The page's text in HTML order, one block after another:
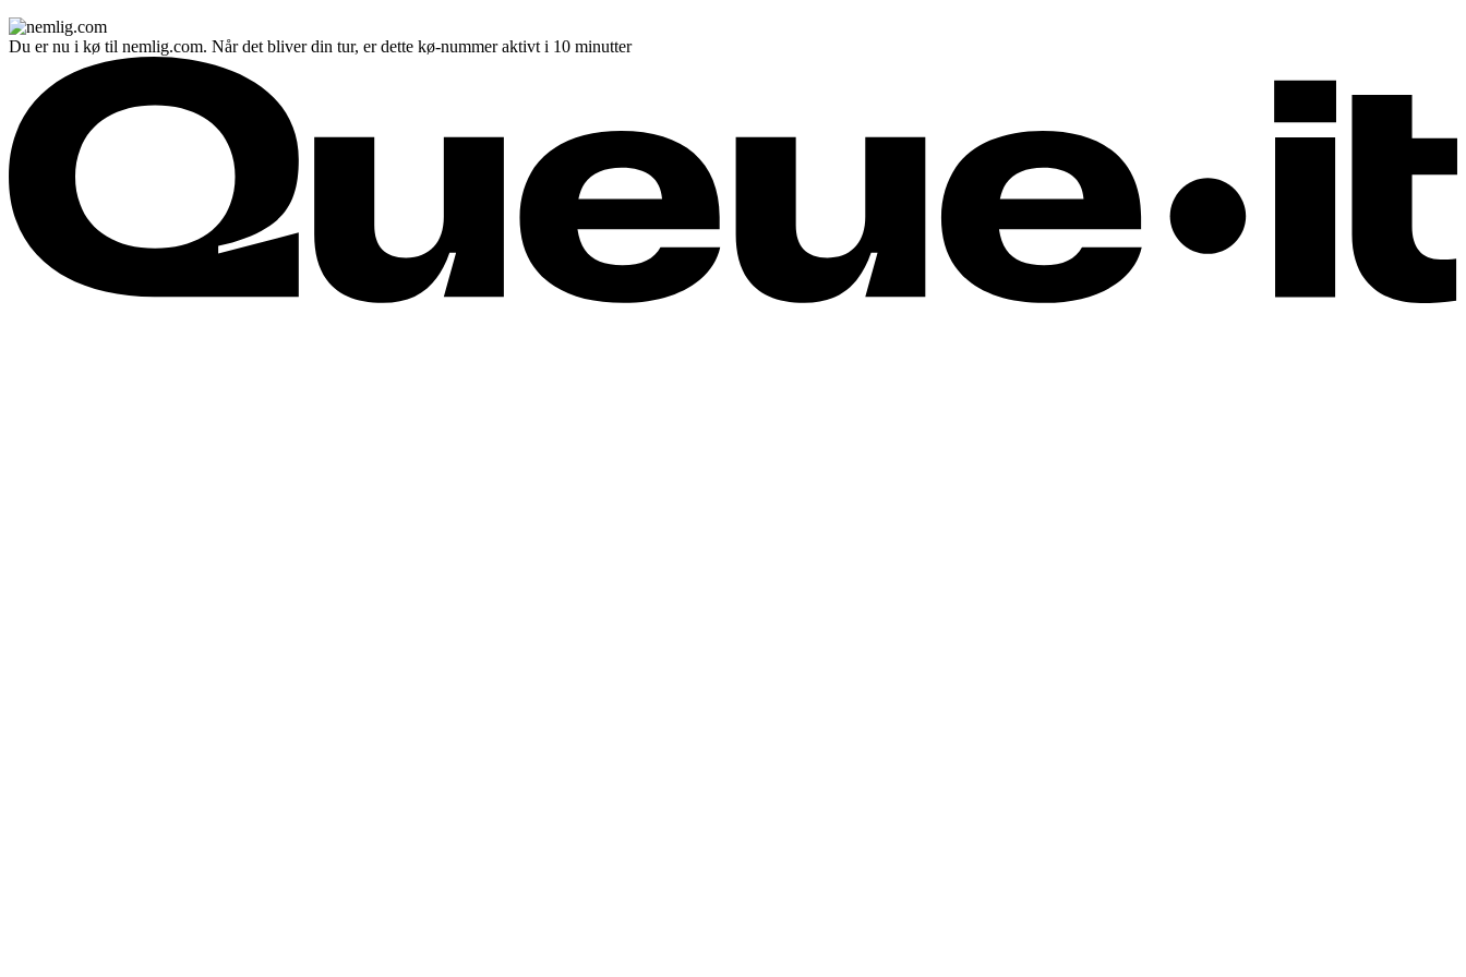
Du er nu i kø til nemlig.com. Når det bliver din tur, er dette kø-nummer aktivt i 10 minutter